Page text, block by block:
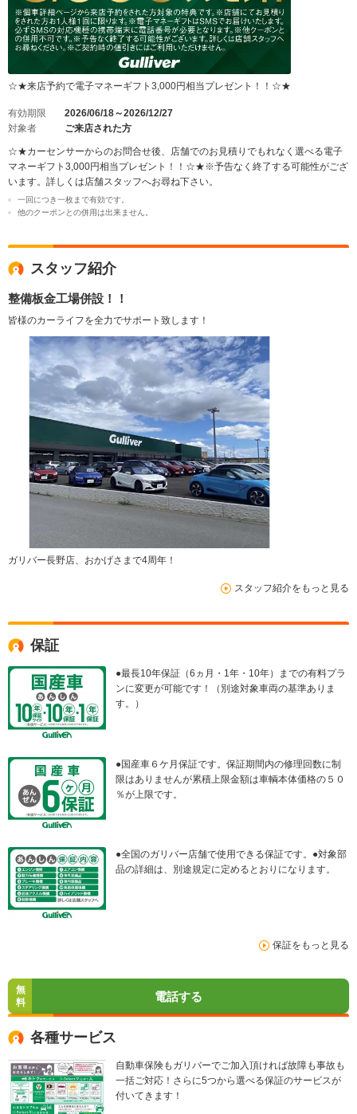
☆★来店予約で電子マネーギフト3,000円相当プレゼント！！☆★
有効期限
2026/06/18～2026/12/27
対象者
ご来店された方
☆★カーセンサーからのお問合せ後、店舗でのお見積りでもれなく選べる電子
マネーギフト3,000円相当プレゼント！！☆★※予告なく終了する可能性がござ
います。詳しくは店舗スタッフへお尋ね下さい。
一回につき一枚まで有効です。
他のクーポンとの併用は出来ません。
スタッフ紹介
整備板金工場併設！！
皆様のカーライフを全力でサポート致します！
ガリバー長野店、おかげさまで4周年！
スタッフ紹介をもっと見る
保証
●最長10年保証（6ヵ月・1年・10年）までの有料プラ
ンに変更が可能です！（別途対象車両の基準ありま
す。）
●国産車６ケ月保証です。保証期間内の修理回数に制
限はありませんが累積上限金額は車輌本体価格の５０
％が上限です。
●全国のガリバー店舗で使用できる保証です。●対象部
品の詳細は、別途規定に定めるとおりになります。
保証をもっと見る
無
料
電話する
各種サービス
自動車保険もガリバーでご加入頂ければ故障も事故も
一括ご対応！さらに5つから選べる保証のサービスが
付いてきます！